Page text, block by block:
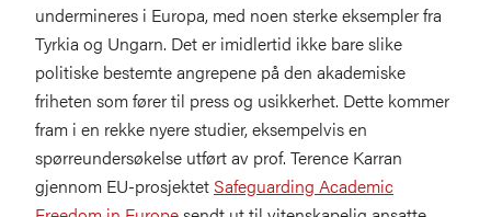
undermineres i Europa, med noen sterke eksempler fra
Tyrkia og Ungarn. Det er imidlertid ikke bare slike
politiske bestemte angrepene på den akademiske
friheten som fører til press og usikkerhet. Dette kommer
fram i en rekke nyere studier, eksempelvis en
spørreundersøkelse utført av prof. Terence Karran
gjennom EU-prosjektet Safeguarding Academic